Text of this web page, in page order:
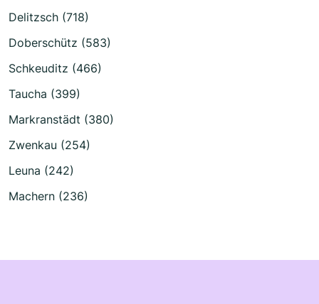
Delitzsch (718)
Doberschütz (583)
Schkeuditz (466)
Taucha (399)
Markranstädt (380)
Zwenkau (254)
Leuna (242)
Machern (236)